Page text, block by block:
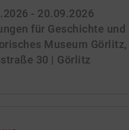
- 20.09.2026
für Geschichte und
Museum Görlitz,
30 | Görlitz